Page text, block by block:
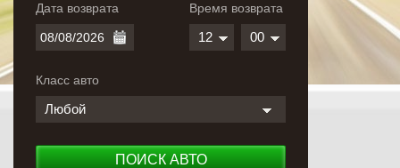
Дата возврата Время возврата
12 00
Класс авто
Любой
ПОИСК АВТО